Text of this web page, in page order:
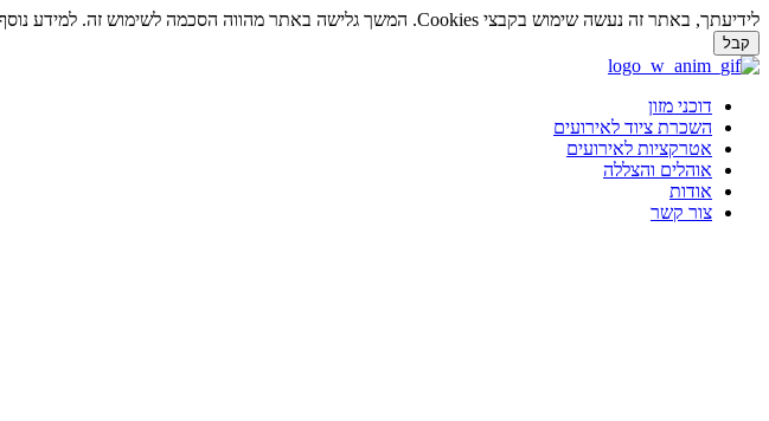
לידיעתך, באתר זה נעשה שימוש בקבצי Cookies. המשך גלישה באתר מהווה הסכמה לשימוש זה. למידע נוסף על
קבל
דלג
דוכני מזון
השכרת ציוד לאירועים
אטרקציות לאירועים
אוהלים והצללה
אודות
צור קשר